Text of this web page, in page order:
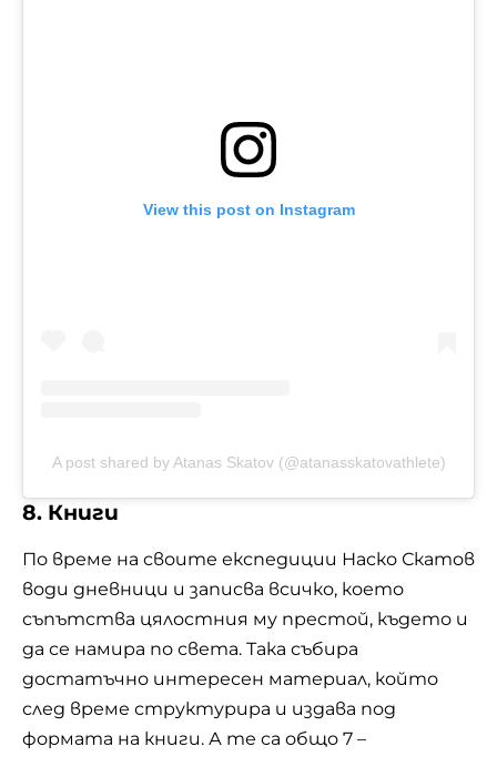
View this post on Instagram
A post shared by Atanas Skatov (@atanasskatovathlete)
8. Книги
По време на своите експедиции Наско Скатов
води дневници и записва всичко, което
съпътства цялостния му престой, където и
да се намира по света. Така събира
достатъчно интересен материал, който
след време структурира и издава под
формата на книги. А те са общо 7 –